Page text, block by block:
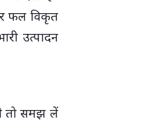
फल विकृत
उत्पादन
तो समझ लें